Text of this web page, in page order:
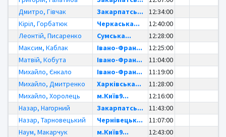
Дмитро, Гівчак
Закарпатсь...
12:34:00
Кіріл, Горбатюк
Черкаська...
12:40:00
Леонтій, Писаренко
Сумська...
12:28:00
Максим, Каблак
Івано-Фран...
12:25:00
Матвій, Кобута
Івано-Фран...
11:04:00
Михайло, Єнкало
Івано-Фран...
11:19:00
Михайло, Дмитренко
Харківська...
11:28:00
Михайло, Хоролець
м.Київ9...
12:16:00
Назар, Нагорний
Закарпатсь...
11:43:00
Назар, Тарновецький
Чернівецьк...
11:07:00
Наум, Макарчук
м.Київ9...
12:43:00